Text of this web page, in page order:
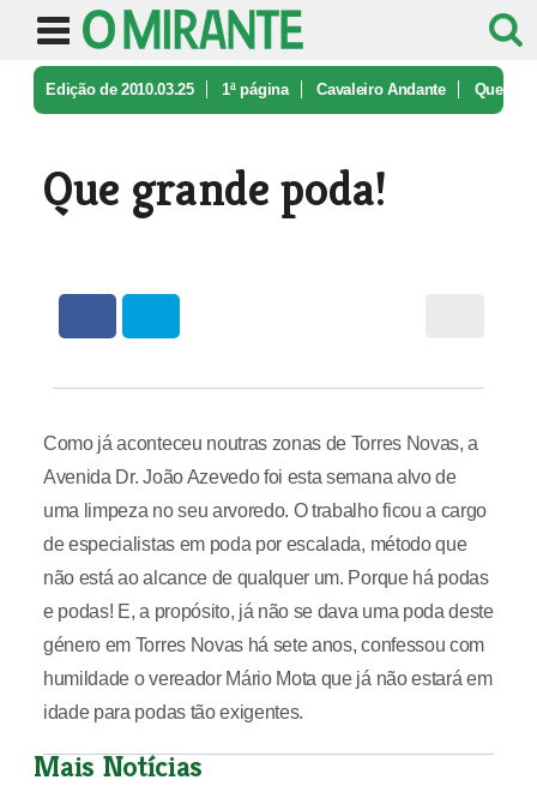
Edição de 2010.03.25 1ª página Cavaleiro Andante Que
Que grande poda!
Como já aconteceu noutras zonas de Torres Novas, a
Avenida Dr. João Azevedo foi esta semana alvo de
uma limpeza no seu arvoredo. O trabalho ficou a cargo
de especialistas em poda por escalada, método que
não está ao alcance de qualquer um. Porque há podas
e podas! E, a propósito, já não se dava uma poda deste
género em Torres Novas há sete anos, confessou com
humildade o vereador Mário Mota que já não estará em
idade para podas tão exigentes.
Mais Notícias